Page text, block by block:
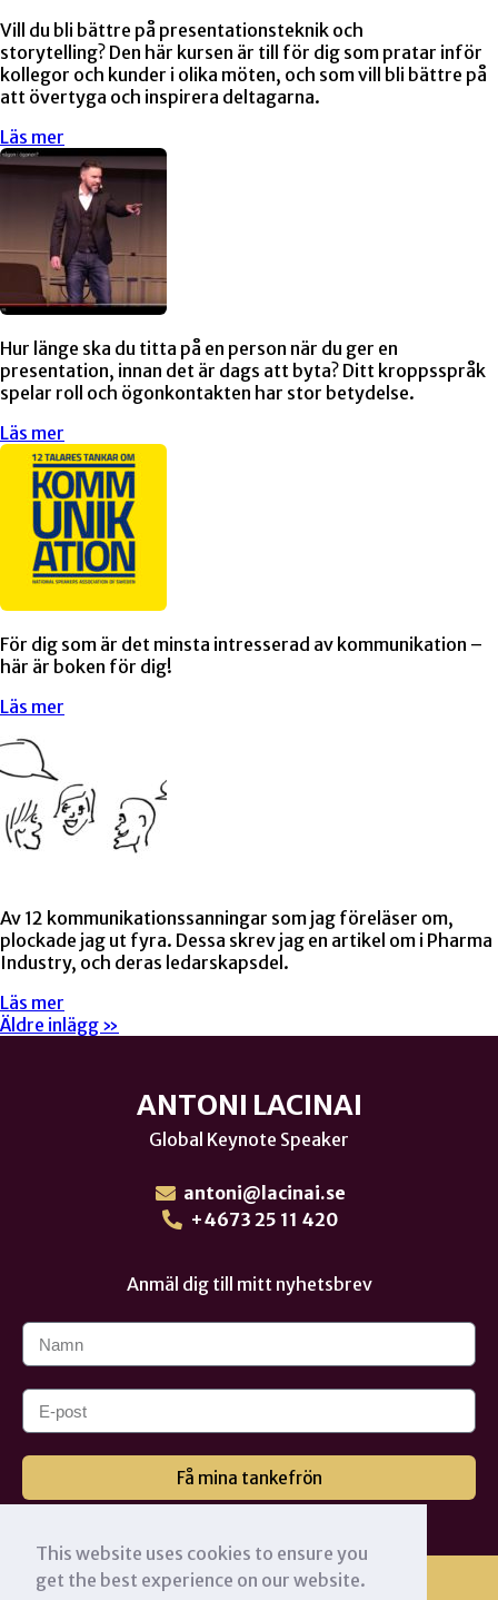
This website uses cookies to ensure you
get the best experience on our website.
Vill du bli bättre på presentationsteknik och
storytelling? Den här kursen är till för dig som pratar inför
kollegor och kunder i olika möten, och som vill bli bättre på
att övertyga och inspirera deltagarna.
Läs mer
Hur länge ska du titta på en person när du ger en
presentation, innan det är dags att byta? Ditt kroppsspråk
spelar roll och ögonkontakten har stor betydelse.
Läs mer
För dig som är det minsta intresserad av kommunikation –
här är boken för dig!
Läs mer
Av 12 kommunikationssanningar som jag föreläser om,
plockade jag ut fyra. Dessa skrev jag en artikel om i Pharma
Industry, och deras ledarskapsdel.
Läs mer
Äldre inlägg »
ANTONI LACINAI
Global Keynote Speaker
antoni@lacinai.se
+4673 25 11 420
Anmäl dig till mitt nyhetsbrev
Få mina tankefrön